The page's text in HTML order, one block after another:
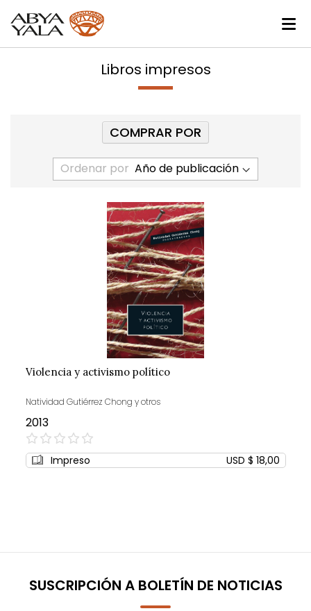
Libros impresos
Ordenar por
Violencia y activismo político
Natividad Gutiérrez Chong y otros
2013
0%
Impreso USD $ 18,00
COMPRAR POR
SUSCRIPCIÓN A BOLETÍN DE NOTICIAS